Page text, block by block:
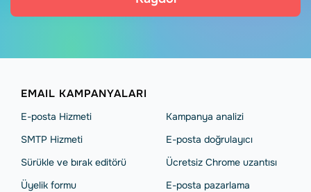
EMAIL KAMPANYALARI
E-posta Hizmeti
SMTP Hizmeti
Sürükle ve bırak editörü
Üyelik formu
Kampanya analizi
E-posta doğrulayıcı
Ücretsiz Chrome uzantısı
E-posta pazarlama